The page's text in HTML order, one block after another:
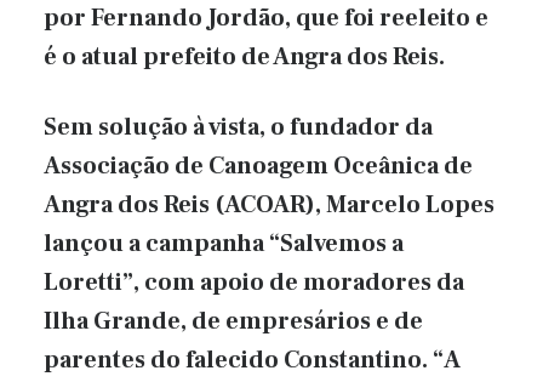
por Fernando Jordão, que foi reeleito e
é o atual prefeito de Angra dos Reis.
Sem solução à vista, o fundador da
Associação de Canoagem Oceânica de
Angra dos Reis (ACOAR), Marcelo Lopes
lançou a campanha “Salvemos a
Loretti”, com apoio de moradores da
Ilha Grande, de empresários e de
parentes do falecido Constantino. “A